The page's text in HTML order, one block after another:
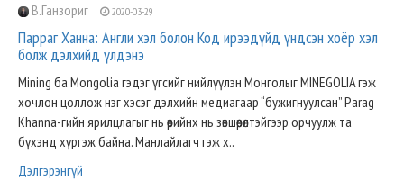
В.Ганзориг 2020-03-29
Парраг Ханна: Англи хэл болон Код ирээдүйд үндсэн хоёр хэл
болж дэлхийд үлдэнэ
Mining ба Mongolia гэдэг үгсийг нийлүүлэн Монголыг MINEGOLIA гэж
хочлон цоллож нэг хэсэг дэлхийн медиагаар “бужигнуулсан” Parag
Khanna-гийн ярилцлагыг нь өөрийнх нь зөвшөөрөлтэйгээр орчуулж та
бүхэнд хүргэж байна. Манлайлагч гэж х..
Дэлгэрэнгүй